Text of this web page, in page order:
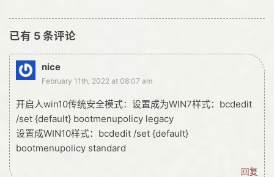
已有 5条评论
nice
February 11th, 2022 at 08:07 am
开启人win10传统安全模式：设置成为WIN7样式：bcdedit
/set {default} bootmenupolicy legacy
设置成WIN10样式：bcdedit /set {default}
bootmenupolicy standard
回复